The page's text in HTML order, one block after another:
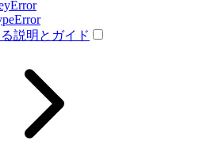
説明とガイド